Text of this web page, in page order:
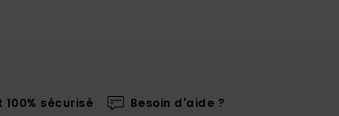
100% sécurisé Besoin d'aide ?